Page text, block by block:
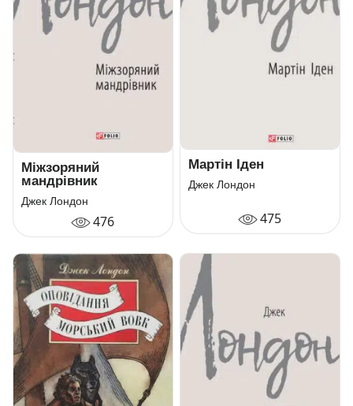
Міжзоряний
мандрівник
Джек Лондон
476
Мартін Іден
Джек Лондон
475